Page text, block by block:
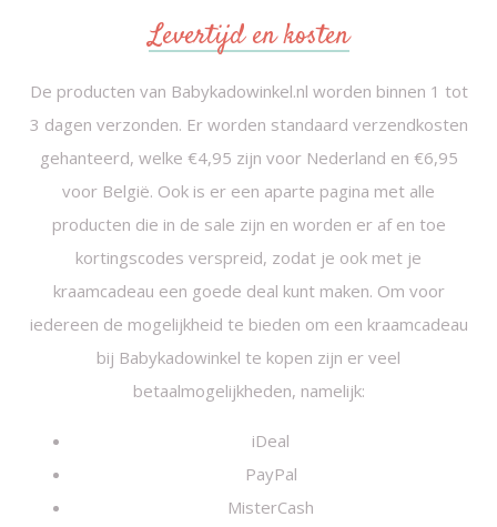
Levertijd en kosten
De producten van Babykadowinkel.nl worden binnen 1 tot
3 dagen verzonden. Er worden standaard verzendkosten
gehanteerd, welke €4,95 zijn voor Nederland en €6,95
voor België. Ook is er een aparte pagina met alle
producten die in de sale zijn en worden er af en toe
kortingscodes verspreid, zodat je ook met je
kraamcadeau een goede deal kunt maken. Om voor
iedereen de mogelijkheid te bieden om een kraamcadeau
bij Babykadowinkel te kopen zijn er veel
betaalmogelijkheden, namelijk:
iDeal
PayPal
MisterCash